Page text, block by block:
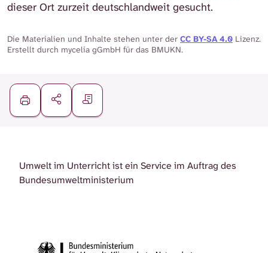
dieser Ort zurzeit deutschlandweit gesucht.
Die Materialien und Inhalte stehen unter der CC BY-SA 4.0 Lizenz.
Erstellt durch mycelia gGmbH für das BMUKN.
Umwelt im Unterricht ist ein Service im Auftrag des
Bundesumweltministerium